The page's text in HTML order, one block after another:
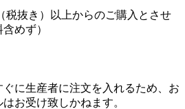
抜き）以上からのご購入とさせ
めず）
に生産者に注文を入れるため、お
お受け致しかねます。